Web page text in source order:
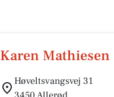
Karen
Høveltsvangsvej 31